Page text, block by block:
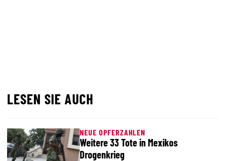
LESEN SIE AUCH
NEUE OPFERZAHLEN
Weitere 33 Tote in Mexikos
Drogenkrieg